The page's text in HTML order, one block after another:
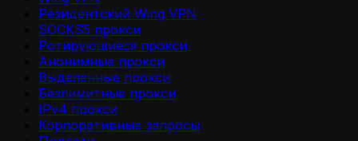
Резидентский Wing VPN
SOCKS5 прокси
Ротирующиеся прокси
Анонимные прокси
Выделенные прокси
Безлимитные прокси
IPv4 прокси
Корпоративные запросы